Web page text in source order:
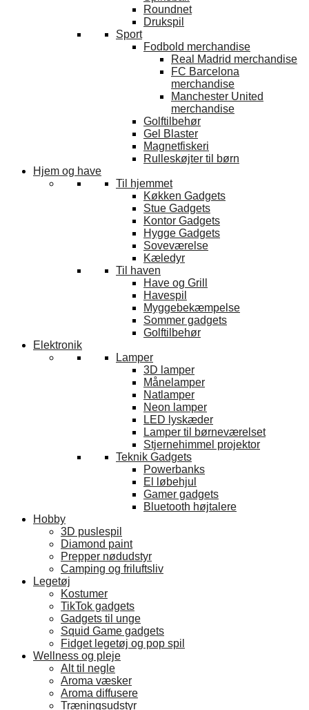
Roundnet
Drukspil
Sport
Fodbold merchandise
Real Madrid merchandise
FC Barcelona
merchandise
Manchester United
merchandise
Golftilbehør
Gel Blaster
Magnetfiskeri
Rulleskøjter til børn
Hjem og have
Til hjemmet
Køkken Gadgets
Stue Gadgets
Kontor Gadgets
Hygge Gadgets
Soveværelse
Kæledyr
Til haven
Have og Grill
Havespil
Myggebekæmpelse
Sommer gadgets
Golftilbehør
Elektronik
Lamper
3D lamper
Månelamper
Natlamper
Neon lamper
LED lyskæder
Lamper til børneværelset
Stjernehimmel projektor
Teknik Gadgets
Powerbanks
El løbehjul
Gamer gadgets
Bluetooth højtalere
Hobby
3D puslespil
Diamond paint
Prepper nødudstyr
Camping og friluftsliv
Legetøj
Kostumer
TikTok gadgets
Gadgets til unge
Squid Game gadgets
Fidget legetøj og pop spil
Wellness og pleje
Alt til negle
Aroma væsker
Aroma diffusere
Træningsudstyr